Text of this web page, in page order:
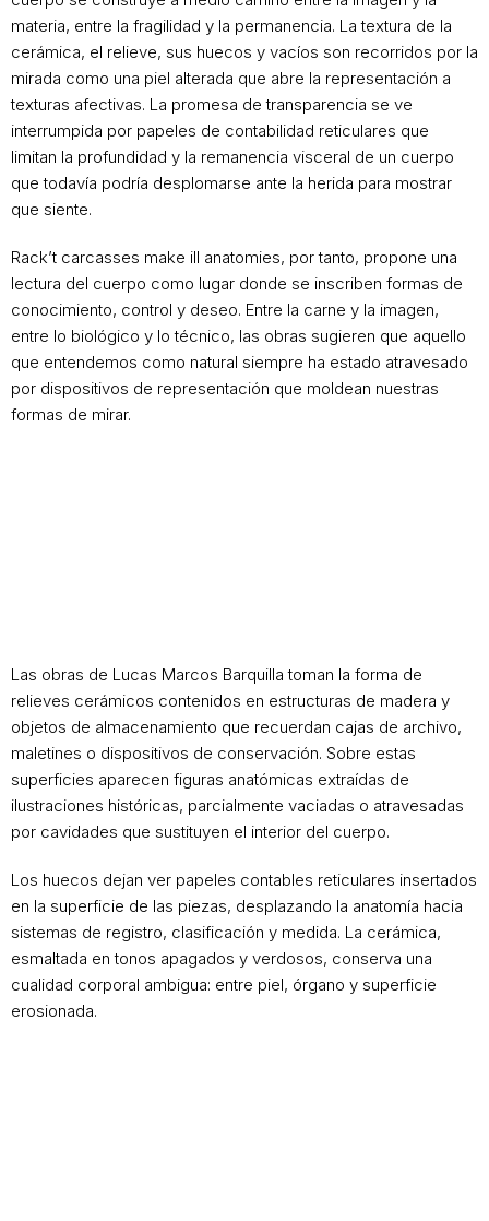
materia, entre la fragilidad y la permanencia. La textura de la
cerámica, el relieve, sus huecos y vacíos son recorridos por la
mirada como una piel alterada que abre la representación a
texturas afectivas. La promesa de transparencia se ve
interrumpida por papeles de contabilidad reticulares que
limitan la profundidad y la remanencia visceral de un cuerpo
que todavía podría desplomarse ante la herida para mostrar
que siente.
Rack’t carcasses make ill anatomies, por tanto, propone una
lectura del cuerpo como lugar donde se inscriben formas de
conocimiento, control y deseo. Entre la carne y la imagen,
entre lo biológico y lo técnico, las obras sugieren que aquello
que entendemos como natural siempre ha estado atravesado
por dispositivos de representación que moldean nuestras
formas de mirar.
Las obras de Lucas Marcos Barquilla toman la forma de
relieves cerámicos contenidos en estructuras de madera y
objetos de almacenamiento que recuerdan cajas de archivo,
maletines o dispositivos de conservación. Sobre estas
superficies aparecen figuras anatómicas extraídas de
ilustraciones históricas, parcialmente vaciadas o atravesadas
por cavidades que sustituyen el interior del cuerpo.
Los huecos dejan ver papeles contables reticulares insertados
en la superficie de las piezas, desplazando la anatomía hacia
sistemas de registro, clasificación y medida. La cerámica,
esmaltada en tonos apagados y verdosos, conserva una
cualidad corporal ambigua: entre piel, órgano y superficie
erosionada.